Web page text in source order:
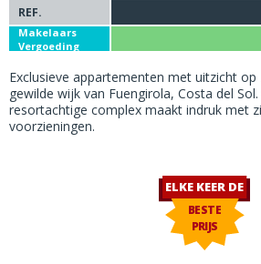
REF.
Makelaars
Vergoeding
Exclusieve appartementen met uitzicht
gewilde wijk van Fuengirola, Costa del
resortachtige complex maakt indruk met
voorzieningen.
ELKE KEER DE
BESTE
PRIJS